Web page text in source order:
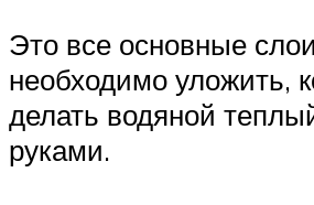
Это все основные
необходимо уложить,
делать водяной
руками.